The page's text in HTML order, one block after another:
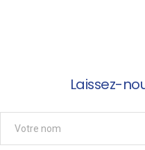
Laissez-